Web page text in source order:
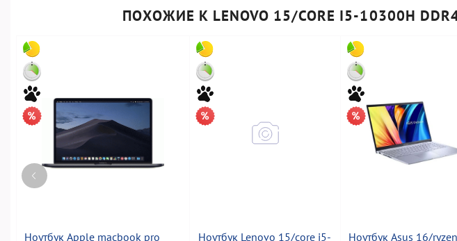
ПОХОЖИЕ К LENOVO 15/CORE I5-10300H
Ноутбук Apple macbook pro
Ноутбук Lenovo 15/core i5-
Ноутбук Asus 16/